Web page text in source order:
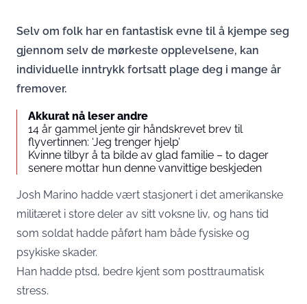
Selv om folk har en fantastisk evne til å kjempe seg
gjennom selv de mørkeste opplevelsene, kan
individuelle inntrykk fortsatt plage deg i mange år
fremover.
Akkurat nå leser andre
14 år gammel jente gir håndskrevet brev til
flyvertinnen: ‘Jeg trenger hjelp’
Kvinne tilbyr å ta bilde av glad familie – to dager
senere mottar hun denne vanvittige beskjeden
Josh Marino hadde vært stasjonert i det amerikanske
militæret i store deler av sitt voksne liv, og hans tid
som soldat hadde påført ham både fysiske og
psykiske skader.
Han hadde ptsd, bedre kjent som posttraumatisk
stress.